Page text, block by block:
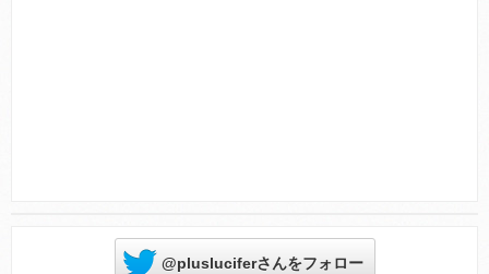
@plusluciferさんをフォロー